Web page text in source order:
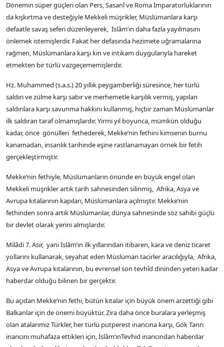
Dönemin süper güçleri olan Pers, Sasanî ve Roma İmparatorluklarının
da kışkırtma ve desteğiyle Mekkeli müşrikler, Müslümanlara karşı
defaatle savaş seferi düzenleyerek, İslâm’ın daha fazla yayılmasını
önlemek istemişlerdir. Fakat her defasında hezimete uğramalarına
rağmen, Müslümanlara karşı kin ve intikam duygularıyla hareket
etmekten bir türlü vazgeçememişlerdir.
Hz. Muhammed (s.a.s.) 20 yıllık peygamberliği süresince, her türlü
saldırı ve zülme karşı sabır ve merhemetle karşılık vermiş, yapılan
saldırılara karşı savunma hakkını kullanmış, hiçbir zaman Müslümanlar
ilk saldıran taraf olmamışlardır. Yirmi yıl boyunca, mümkün olduğu
kadar, önce gönülleri fethederek, Mekke’nin fethini kimsenin burnu
kanamadan, insanlık tarihinde eşine rastlanamayan örnek bir fetih
gerçekleştirmiştir.
Mekke’nin fethiyle, Müslümanların önünde en büyük engel olan
Mekkeli müşrikler artık tarih sahnesinden silinmiş, Afrika, Asya ve
Avrupa kıtalarının kapıları, Müslümanlara açılmıştır. Mekke’nin
fethinden sonra artık Müslümanlar, dünya sahnesinde söz sahibi güçlü
bir devlet olarak yerini almışlardır.
Milâdi 7. Asır, yani İslâm’ın ilk yıllarından itibaren, kara ve deniz ticaret
yollarını kullanarak, seyahat eden Müslüman tacirler aracılığıyla, Afrika,
Asya ve Avrupa kıtalarının, bu evrensel son tevhîd dininden yeteri kadar
haberdar olduğu bilinen bir gerçektir.
Bu açıdan Mekke’nin fethi, bütün kıtalar için büyük önem arzettiği gibi
Balkanlar için de önemi büyüktür. Zira daha önce buralara yerleşmiş
olan atalarımız Türkler, her türlü putperest inancına karşı, Gök Tanrı
inancını muhafaza ettikleri için, İslâm’ınTevhid inancından haberdar